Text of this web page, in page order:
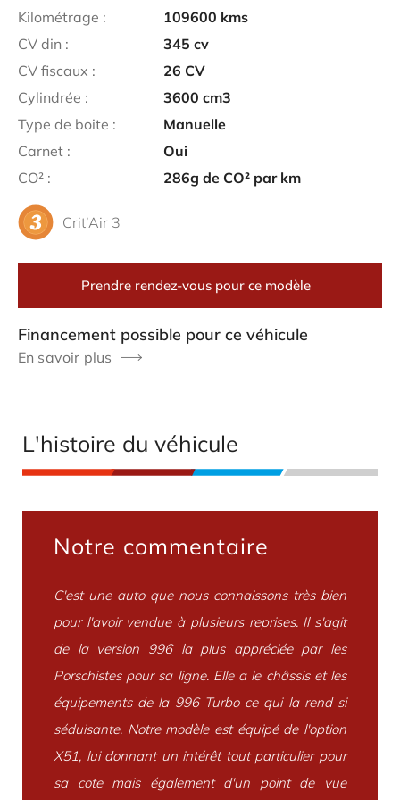
Kilométrage :
109600 kms
CV din :
345 cv
CV fiscaux :
26 CV
Cylindrée :
3600 cm3
Type de boite :
Manuelle
Carnet :
Oui
CO² :
286g de CO² par km
Crit’Air 3
Prendre rendez-vous pour ce modèle
Financement possible pour ce véhicule
En savoir plus
L'histoire du véhicule
Notre commentaire
C'est une auto que nous connaissons très bien
pour l'avoir vendue à plusieurs reprises. Il s'agit
de la version 996 la plus appréciée par les
Porschistes pour sa ligne. Elle a le châssis et les
équipements de la 996 Turbo ce qui la rend si
séduisante. Notre modèle est équipé de l'option
X51, lui donnant un intérêt tout particulier pour
sa cote mais également d'un point de vue